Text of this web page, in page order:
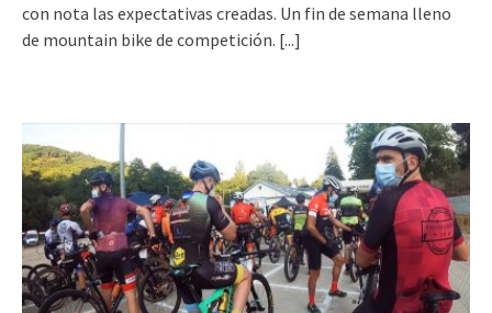
con nota las expectativas creadas. Un fin de semana lleno
de mountain bike de competición. [...]